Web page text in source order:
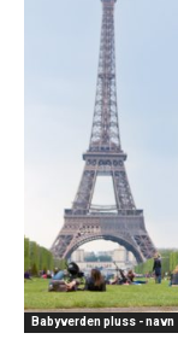
Babyverden pluss - navn